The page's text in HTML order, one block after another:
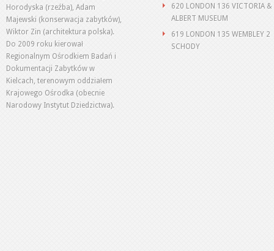
Horodyska (rzeźba), Adam
Majewski (konserwacja zabytków),
Wiktor Zin (architektura polska).
Do 2009 roku kierował
Regionalnym Ośrodkiem Badań i
Dokumentacji Zabytków w
Kielcach, terenowym oddziałem
Krajowego Ośrodka (obecnie
Narodowy Instytut Dziedzictwa).
620 LONDON 136 VICTORIA &
ALBERT MUSEUM
619 LONDON 135 WEMBLEY 2
SCHODY